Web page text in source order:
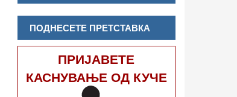
ПОДНЕСЕТЕ ПРЕТСТАВКА
ПРИЈАВЕТЕ
КАСНУВАЊЕ ОД КУЧЕ